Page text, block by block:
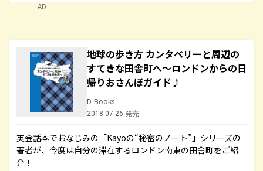
AD
地球の歩き方 カンタベリーと周辺の
すてきな田舎町へ～ロンドンからの日
帰りおさんぽガイド♪
D-Books
2018.07.26 発売
英会話本でおなじみの「Kayoの“秘密のノート”」シリーズの
著者が、今度は自分の滞在するロンドン南東の田舎町をご紹
介！